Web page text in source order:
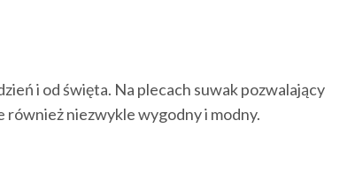
i od święta. Na plecach suwak pozwalający
również niezwykle wygodny i modny.